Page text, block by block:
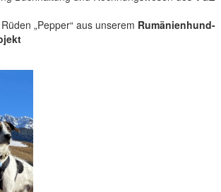
„Pepper“ aus unserem Rumänienhund-